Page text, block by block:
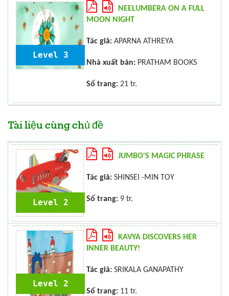
Level 3
NEELUMBERA ON A FULL
MOON NIGHT
Tác giả: APARNA ATHREYA
Nhà xuất bản: PRATHAM BOOKS
Số trang: 21 tr.
Tài liệu cùng chủ đề
Level 2
JUMBO'S MAGIC PHRASE
Tác giả: SHINSEI -MIN TOY
Số trang: 9 tr.
Level 2
KAVYA DISCOVERS HER
INNER BEAUTY!
Tác giả: SRIKALA GANAPATHY
Số trang: 11 tr.